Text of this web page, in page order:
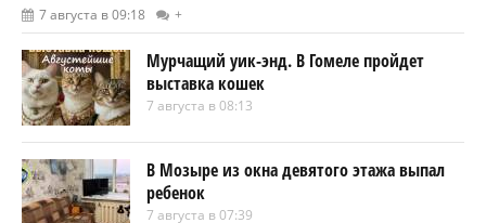
7 августа в 09:18 +
Мурчащий уик-энд. В Гомеле пройдет
выставка кошек
7 августа в 08:13
В Мозыре из окна девятого этажа выпал
ребенок
7 августа в 07:39